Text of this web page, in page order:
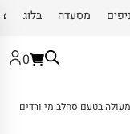
מסעדה בלוג
0
בטעם סחלב מי ורדים